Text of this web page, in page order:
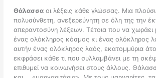
Θάλασσαοι λέξεις κάθε γλώσσας. Μια
πολυσύνθετη, ανεξερεύνητη σε όλη της την
απεραντοσύνη λέξεων. Τέτοια που να χωράει
ένας ολόκληρος κόσμος κι ένας ολόκληρος
αυτήν ένας ολόκληρος λαός, εκατομμύρια
εκφράσει κάθε τι που συλλαμβάνει με τη
επιθυμεί να κοινωνήσει στους άλλους.